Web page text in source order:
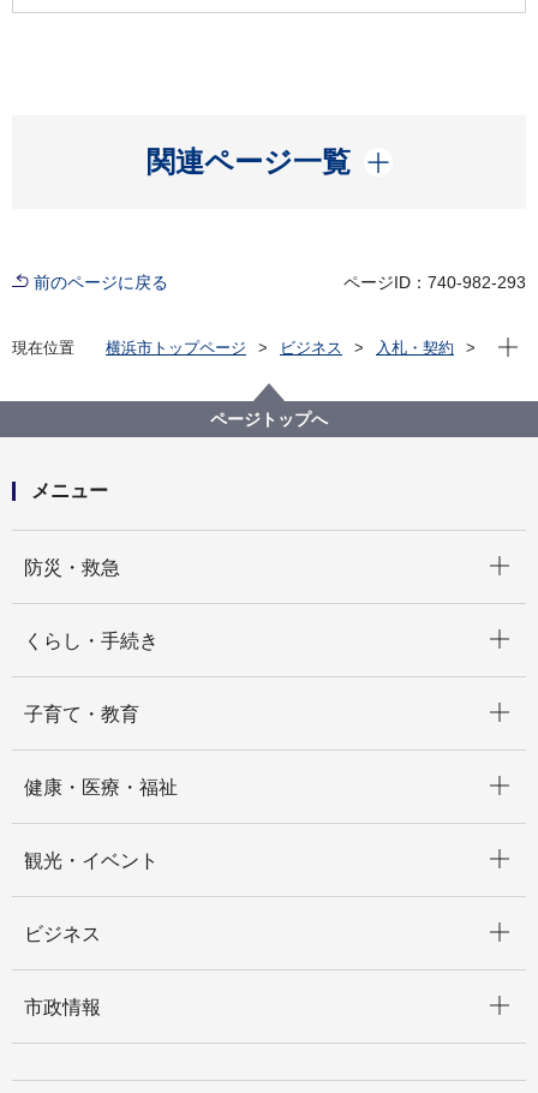
関連ページ一覧
開く
前のページに戻る ページID：740-982-293
現在位置 横浜市トップページ ビジネス
入札・契約
【入札結果公表】血液透析装置一式の購入
現在
ページトップへ
メニュー
防災・救急
くらし・手続き
子育て・教育
健康・医療・福祉
観光・イベント
ビジネス
市政情報